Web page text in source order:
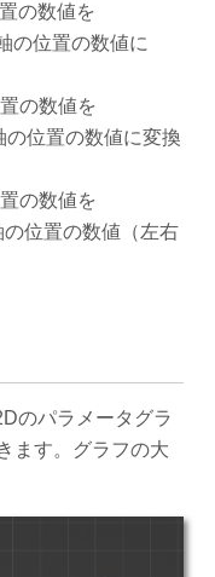
の数値を
の位置の数値に
の数値を
の位置の数値に変換
の数値を
位置の数値（左右
のパラメータグラ
ます。グラフの大